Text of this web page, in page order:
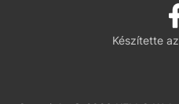
Készítette az